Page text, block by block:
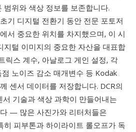
범위와 색상 정보를 보존합니다.
기 디지털 전환기 동안 전문 포토저
서 중요한 위치를 차지했으며, 이 시
지털 이미지의 중요한 자산을 대표합
릭스 계수, 아날로그 게인 설정, 각
노이즈 감소 매개변수 등 Kodak
센서 데이터를 저장합니다. DCR의
기술과 색상 과학이 만들어내는
— 많은 사진가와 리터처들은
히 피부톤과 하이라이트 롤오프가 독